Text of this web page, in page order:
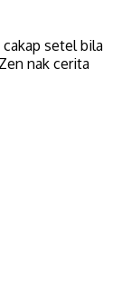
setel bila
nak cerita